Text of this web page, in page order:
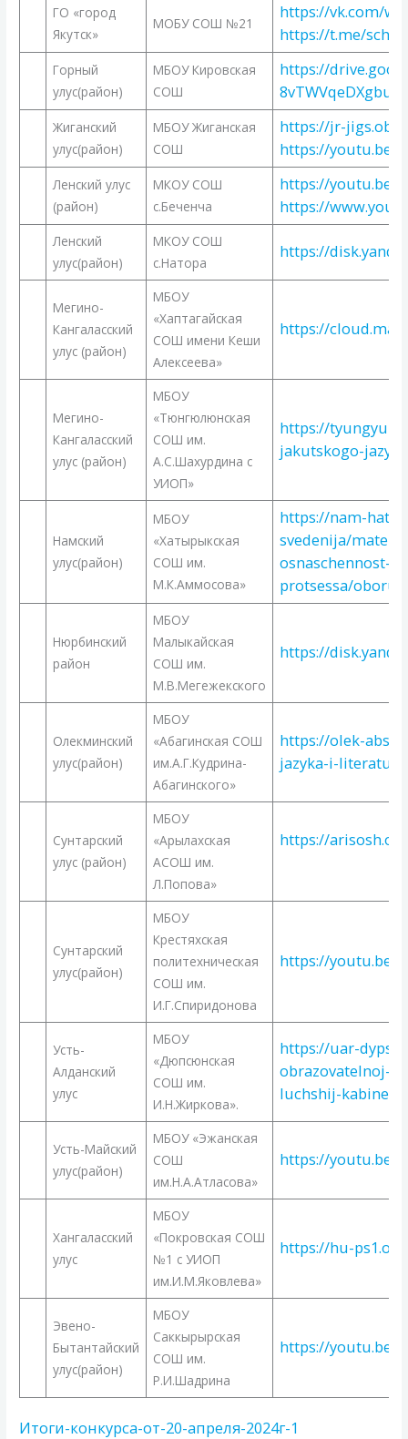
ГО «город
Якутск»
МОБУ СОШ №21
https://vk.com/
https://t.me/
Горный
улус(район)
МБОУ Кировская
СОШ
https://
Жиганский
улус(район)
МБОУ Жиганская
СОШ
https://jr-
https://youtu.be/
Ленский улус
(район)
МКОУ СОШ
с.Беченча
https://youtu.be/
https://
Ленский
улус(район)
МКОУ СОШ
с.Натора
https://
Мегино-
Кангаласский
улус (район)
МБОУ
«Хаптагайская
СОШ имени Кеши
Алексеева»
https://
Мегино-
Кангаласский
улус (район)
МБОУ
«Тюнгюлюнская
СОШ им.
А.С.Шахурдина с
УИОП»
https://
jakutskogo-
Намский
улус(район)
МБОУ
«Хатырыкская
СОШ им.
М.К.Аммосова»
https://nam-
svedenija/
osnaschennost-
protsessa/
Нюрбинский
район
МБОУ
Малыкайская
СОШ им.
М.В.Мегежекского
https://
Олекминский
улус(район)
МБОУ
«Абагинская СОШ
им.А.Г.Кудрина-
Абагинского»
https://olek-
jazyka-i-literatury
Сунтарский
улус (район)
МБОУ
«Арылахская
АСОШ им.
Л.Попова»
https://
Сунтарский
улус(район)
МБОУ
Крестяхская
политехническая
СОШ им.
И.Г.Спиридонова
https://youtu.be/
Усть-
Алданский
улус
МБОУ
«Дюпсюнская
СОШ им.
И.Н.Жиркова».
https://uar-
obrazovatelnoj-
luchshij-kabinet-
Усть-Майский
улус(район)
МБОУ «Эжанская
СОШ
им.Н.А.Атласова»
https://youtu.be/
Хангаласский
улус
МБОУ
«Покровская СОШ
№1 с УИОП
им.И.М.Яковлева»
https://hu-
Эвено-
Бытантайский
улус(район)
МБОУ
Саккырырская
СОШ им.
Р.И.Шадрина
https://youtu.be/
Итоги-конкурса-от-20-апреля-2024г-1